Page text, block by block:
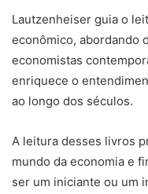
Lautzenheiser guia o
econômico, abordando
economistas
enriquece o
ao longo dos séculos.
A leitura desses livros
mundo da economia e
ser um iniciante ou um